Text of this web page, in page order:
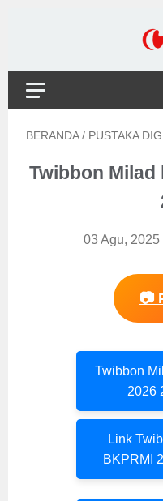
BERANDA / PUSTAKA
Twibbon Milad
03 Agu, 2025
📷
Twibbon
2026
Link
BKPRMI